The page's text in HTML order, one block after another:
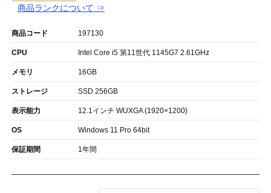
商品ランクについて ⇒
商品コード 197130
CPU Intel Core i5 第11世代 1145G7 2.61GHz
メモリ 16GB
ストレージ SSD 256GB
表示能力 12.1インチ WUXGA (1920×1200)
OS Windows 11 Pro 64bit
保証期間 1年間